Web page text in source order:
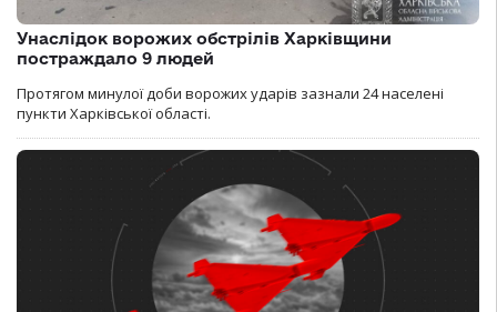
Унаслідок ворожих обстрілів Харківщини
постраждало 9 людей
Протягом минулої доби ворожих ударів зазнали 24 населені
пункти Харківської області.